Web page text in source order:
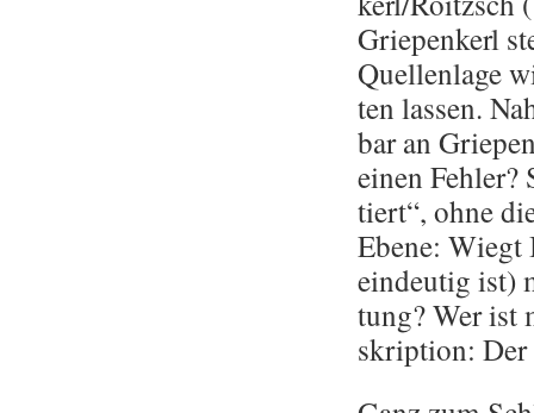
Grie­pen­kerl
Quel­len­la­ge
ten las­sen.
bar an
einen
tiert“, ohne
Ebene: Wiegt
ein­deu­tig ist)
tung? Wer ist
skrip­ti­on: Der